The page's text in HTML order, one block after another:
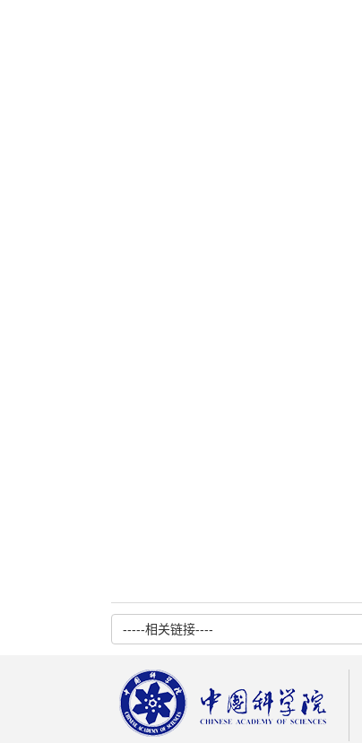
-----相关链接----